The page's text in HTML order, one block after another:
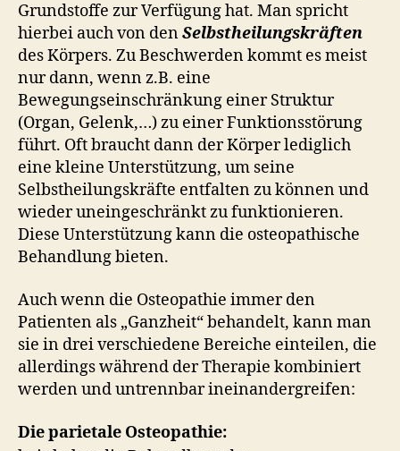
Grundstoffe zur Verfügung hat. Man spricht
hierbei auch von denSelbstheilungskräften
des Körpers. Zu Beschwerden kommt es meist
nur dann, wenn z.B. eine
Bewegungseinschränkung einer Struktur
(Organ, Gelenk,…) zu einer Funktionsstörung
führt. Oft braucht dann der Körper lediglich
eine kleine Unterstützung, um seine
Selbstheilungskräfte entfalten zu können und
wieder uneingeschränkt zu funktionieren.
Diese Unterstützung kann die osteopathische
Behandlung bieten.
Auch wenn die Osteopathie immer den
Patienten als „Ganzheit“ behandelt, kann man
sie in drei verschiedene Bereiche einteilen, die
allerdings während der Therapie kombiniert
werden und untrennbar ineinandergreifen:
Die parietale Osteopathie: